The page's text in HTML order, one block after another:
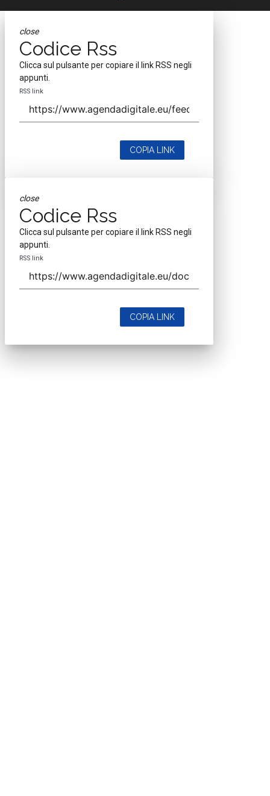
close
Codice Rss
Clicca sul pulsante per copiare il link RSS negli
appunti.
RSS link
COPIA LINK
close
Codice Rss
Clicca sul pulsante per copiare il link RSS negli
appunti.
RSS link
COPIA LINK